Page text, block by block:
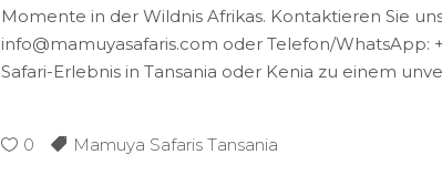
Momente in der Wildnis Afrikas. Kontaktieren Sie
info@mamuyasafaris.com oder Telefon/WhatsApp:
Safari-Erlebnis in Tansania oder Kenia zu einem
0 Mamuya Safaris Tansania